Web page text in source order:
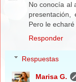
No conocía al
Pero le
Responder
Respuestas
Marisa G.